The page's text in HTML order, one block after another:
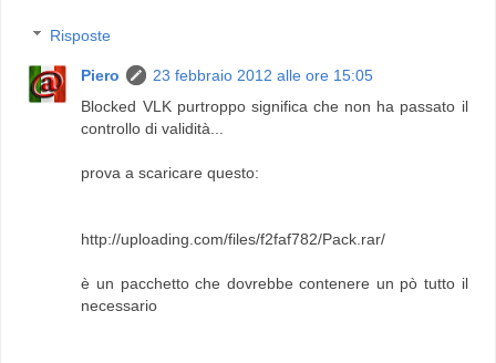
Risposte
Piero
23 febbraio 2012 alle ore 15:05
Blocked VLK purtroppo significa che non ha passato il
controllo di validità...
prova a scaricare questo:
http://uploading.com/files/f2faf782/Pack.rar/
è un pacchetto che dovrebbe contenere un pò tutto il
necessario